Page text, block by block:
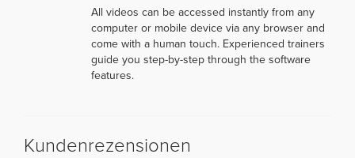
All videos can be accessed instantly from any
computer or mobile device via any browser and
come with a human touch. Experienced trainers
guide you step-by-step through the software
features.
Kundenrezensionen